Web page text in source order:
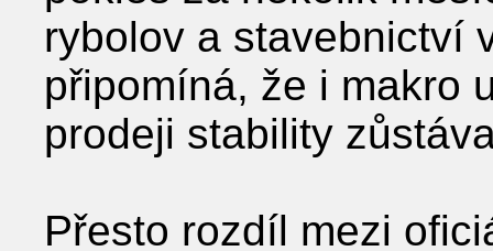
rybolov a stavebnictví
připomíná, že i makro
prodeji stability
Přesto rozdíl mezi